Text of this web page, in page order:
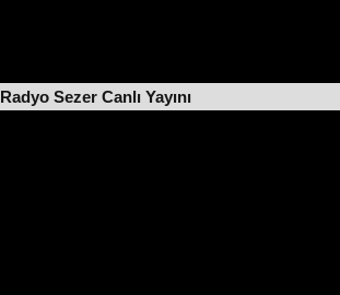
Radyo Sezer Canlı Yayını